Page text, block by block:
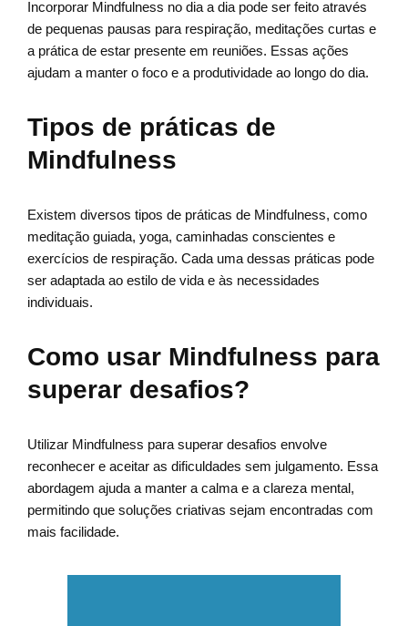
Incorporar Mindfulness no dia a dia pode ser feito através
de pequenas pausas para respiração, meditações curtas e
a prática de estar presente em reuniões. Essas ações
ajudam a manter o foco e a produtividade ao longo do dia.
Tipos de práticas de
Mindfulness
Existem diversos tipos de práticas de Mindfulness, como
meditação guiada, yoga, caminhadas conscientes e
exercícios de respiração. Cada uma dessas práticas pode
ser adaptada ao estilo de vida e às necessidades
individuais.
Como usar Mindfulness para
superar desafios?
Utilizar Mindfulness para superar desafios envolve
reconhecer e aceitar as dificuldades sem julgamento. Essa
abordagem ajuda a manter a calma e a clareza mental,
permitindo que soluções criativas sejam encontradas com
mais facilidade.